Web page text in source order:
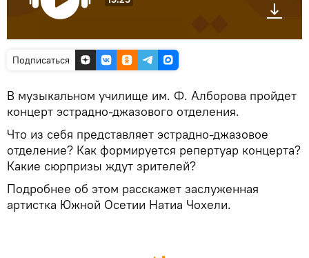
Подписаться
В музыкальном училище им. Ф. Алборова пройдет
концерт эстрадно-джазового отделения.
Что из себя представляет эстрадно-джазовое
отделение? Как формируется репертуар концерта?
Какие сюрпризы ждут зрителей?
Подробнее об этом расскажет заслуженная
артистка Южной Осетии Натиа Чохели.